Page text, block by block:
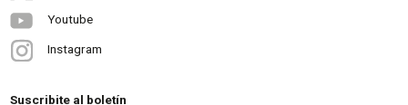
Youtube
Instagram
Suscribite al boletín